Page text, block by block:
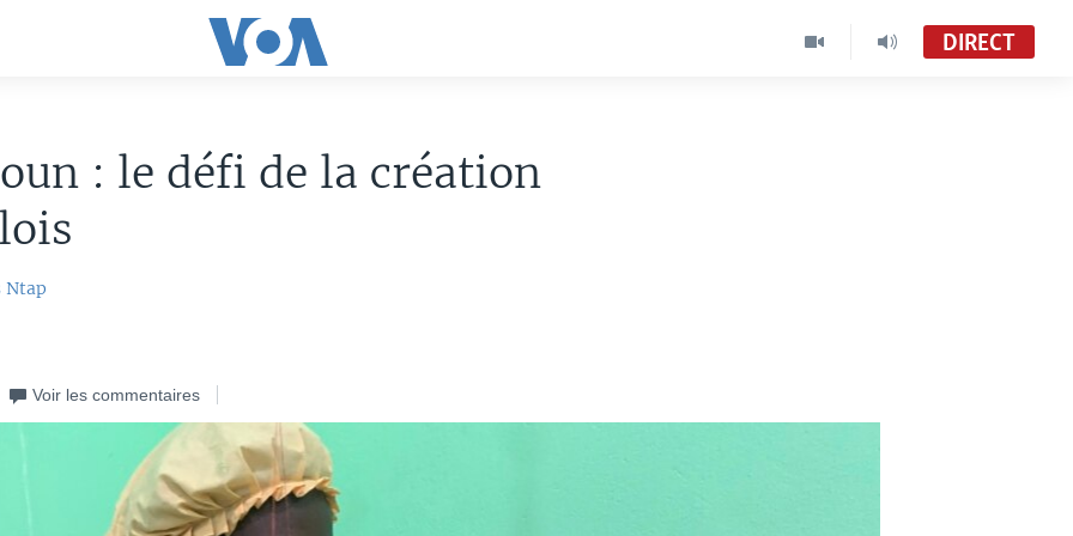
DIRECT
: le défi de la création
Ntap
Voir les commentaires